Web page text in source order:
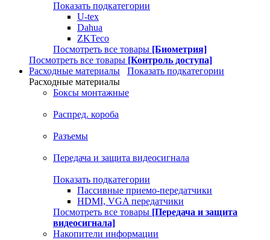
Показать подкатегории
U-tex
Dahua
ZKTeco
Посмотреть все товары [Биометрия]
Посмотреть все товары [Контроль доступа]
Расходные материалы
Показать подкатегории
Расходные материалы
Боксы монтажные
Распред. короба
Разъемы
Передача и защита видеосигнала
Показать подкатегории
Пассивные приемо-передатчики
HDMI, VGA передатчики
Посмотреть все товары [Передача и защита
видеосигнала]
Накопители информации